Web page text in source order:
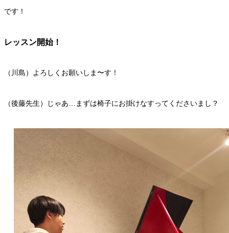
です！
レッスン開始！
（川島）よろしくお願いしま〜す！
（後藤先生）じゃあ…まずは椅子にお掛けなすってくださいまし？